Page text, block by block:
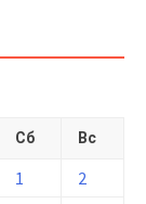
Сб Вс
1
2